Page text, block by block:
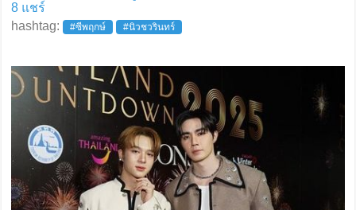
8แชร์
hashtag:
#ซีพฤกษ์ #นิวชวรินทร์